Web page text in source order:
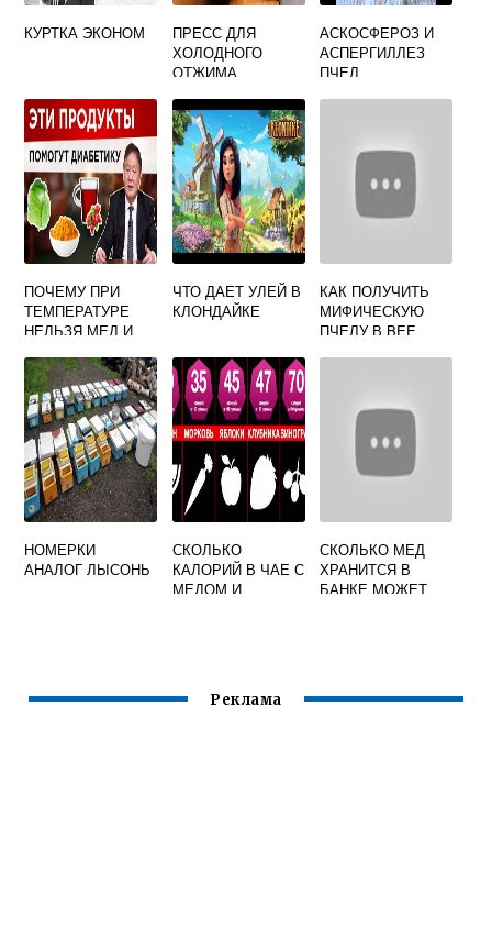
КУРТКА ЭКОНОМ
ПРЕСС ДЛЯ
ХОЛОДНОГО
ОТЖИМА
АСКОСФЕРОЗ И
АСПЕРГИЛЛЕЗ
ПЧЕЛ
ПОЧЕМУ ПРИ
ТЕМПЕРАТУРЕ
НЕЛЬЗЯ МЕД И
ЧТО ДАЕТ УЛЕЙ В
КЛОНДАЙКЕ
КАК ПОЛУЧИТЬ
МИФИЧЕСКУЮ
ПЧЕЛУ В BEE
НОМЕРКИ
АНАЛОГ ЛЫСОНЬ
СКОЛЬКО
КАЛОРИЙ В ЧАЕ С
МЕДОМ И
СКОЛЬКО МЕД
ХРАНИТСЯ В
БАНКЕ МОЖЕТ
Реклама